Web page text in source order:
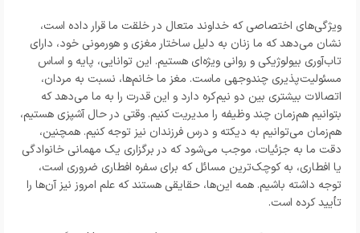
ویژگی‌های اختصاصی که خداوند متعال در خلقت ما قرار داده است،
نشان می‌دهد که ما زنان به دلیل ساختار مغزی و هورمونی خود، دارای
تاب‌آوری بیولوژیکی و روانی ویژه‌ای هستیم. این توانایی، پایه و اساس
مسئولیت‌پذیری چندوجهی ماست. مغز ما خانم‌ها، نسبت به مردان،
اتصالات بیشتری بین دو نیم‌کره دارد و این قدرت را به ما می‌دهد که
بتوانیم هم‌زمان چند وظیفه را مدیریت کنیم. وقتی در حال آشپزی هستیم،
هم‌زمان می‌توانیم به دیکته و درس فرزندان نیز توجه کنیم. همچنین،
دقت ما به جزئیات، موجب می‌شود که در برگزاری یک مهمانی خانوادگی
یا افطاری، به کوچک‌ترین مسائل که برای سفره افطاری ضروری است،
توجه داشته باشیم. همه این‌ها، حقایقی هستند که علم امروز نیز آن‌ها را
تأیید کرده است.